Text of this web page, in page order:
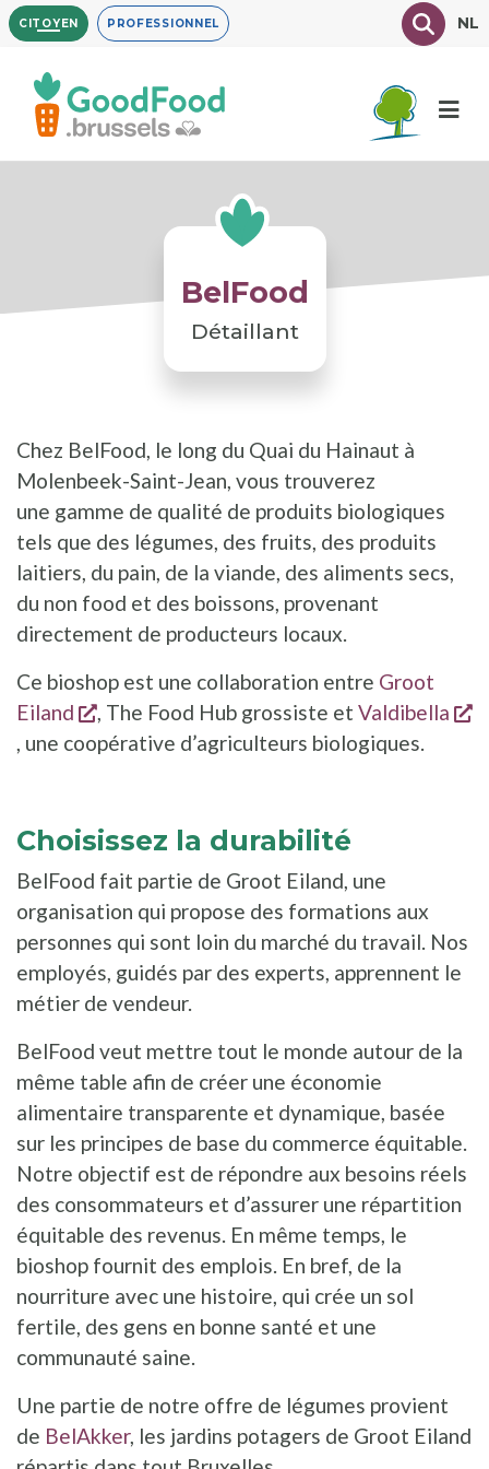
Aller
au
contenu
principal
CITOYEN PROFESSIONNEL TexteNL
BelFood
Détaillant
Chez BelFood, le long du Quai du Hainaut à
Molenbeek-Saint-Jean, vous trouverez
une gamme de qualité de produits biologiques
tels que des légumes, des fruits, des produits
laitiers, du pain, de la viande, des aliments secs,
du non food et des boissons, provenant
directement de producteurs locaux.
Ce bioshop est une collaboration entre Groot
Eiland
s'ouvre dans une nouvelle fenêtre
, The Food Hub grossiste et Valdibella
s'ouvre dans une nouvelle fenêtre
, une coopérative d’agriculteurs biologiques.
Choisissez la durabilité
BelFood fait partie de Groot Eiland, une
organisation qui propose des formations aux
personnes qui sont loin du marché du travail. Nos
employés, guidés par des experts, apprennent le
métier de vendeur.
BelFood veut mettre tout le monde autour de la
même table afin de créer une économie
alimentaire transparente et dynamique, basée
sur les principes de base du commerce équitable.
Notre objectif est de répondre aux besoins réels
des consommateurs et d’assurer une répartition
équitable des revenus. En même temps, le
bioshop fournit des emplois. En bref, de la
nourriture avec une histoire, qui crée un sol
fertile, des gens en bonne santé et une
communauté saine.
Une partie de notre offre de légumes provient
de BelAkker, les jardins potagers de Groot Eiland